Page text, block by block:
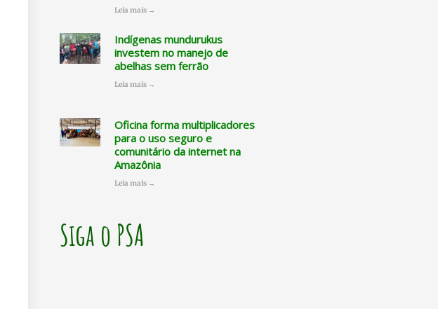
Leia mais →
Indígenas mundurukus
investem no manejo de
abelhas sem ferrão
Leia mais →
Oficina forma multiplicadores
para o uso seguro e
comunitário da internet na
Amazônia
Leia mais →
Siga o PSA